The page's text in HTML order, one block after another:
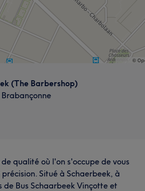
(The Barbershop)
qualité où l'on s'occupe de vous
Situé à Schaerbeek, à
de Bus Schaarbeek Vinçotte et